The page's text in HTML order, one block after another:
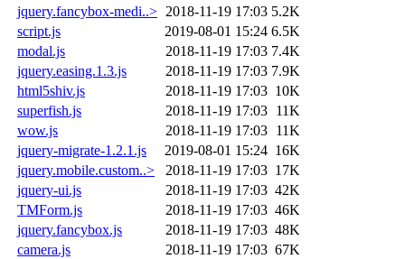
jquery.fancybox-medi..> 2018-11-19 17:03 5.2K
script.js
2019-08-01 15:24 6.5K
modal.js
2018-11-19 17:03 7.4K
jquery.easing.1.3.js
2018-11-19 17:03 7.9K
html5shiv.js
2018-11-19 17:03 10K
superfish.js
2018-11-19 17:03 11K
wow.js
2018-11-19 17:03 11K
jquery-migrate-1.2.1.js
2019-08-01 15:24 16K
jquery.mobile.custom..>
2018-11-19 17:03 17K
jquery-ui.js
2018-11-19 17:03 42K
TMForm.js
2018-11-19 17:03 46K
jquery.fancybox.js
2018-11-19 17:03 48K
camera.js
2018-11-19 17:03 67K